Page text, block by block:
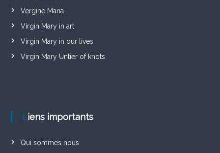
Vergine Maria
Virgin Mary in art
Virgin Mary in our lives
Virgin Mary Untier of knots
Liens importants
Qui sommes nous